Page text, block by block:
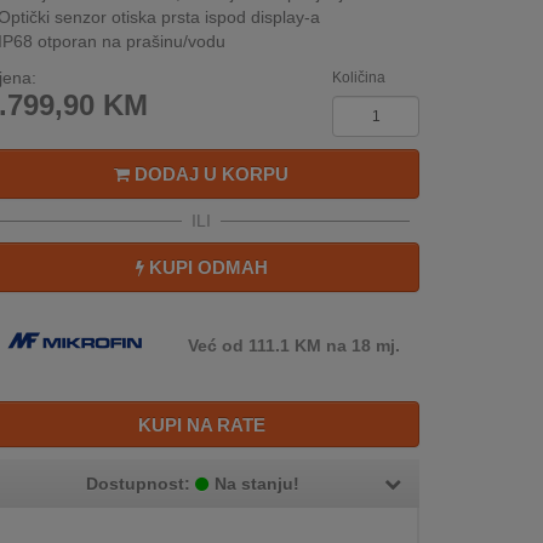
senzor otiska prsta ispod display-a
otporan na prašinu/vodu
KM
Količina
DODAJ U KORPU
ILI
KUPI ODMAH
Već od 111.1 KM na 18 mj.
KUPI NA RATE
Dostupnost: Na stanju!